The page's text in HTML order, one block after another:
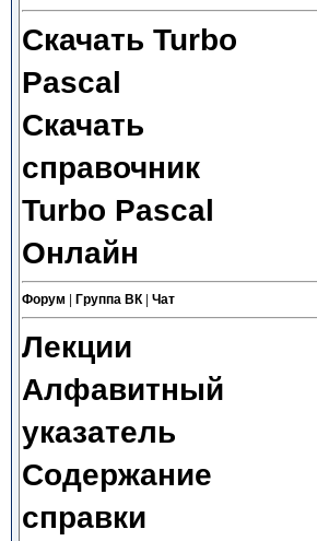
Скачать Turbo
Pascal
Скачать
справочник
Turbo Pascal
Онлайн
Форум Группа ВК| Чат
Лекции
Алфавитный
указатель
Содержание
справки